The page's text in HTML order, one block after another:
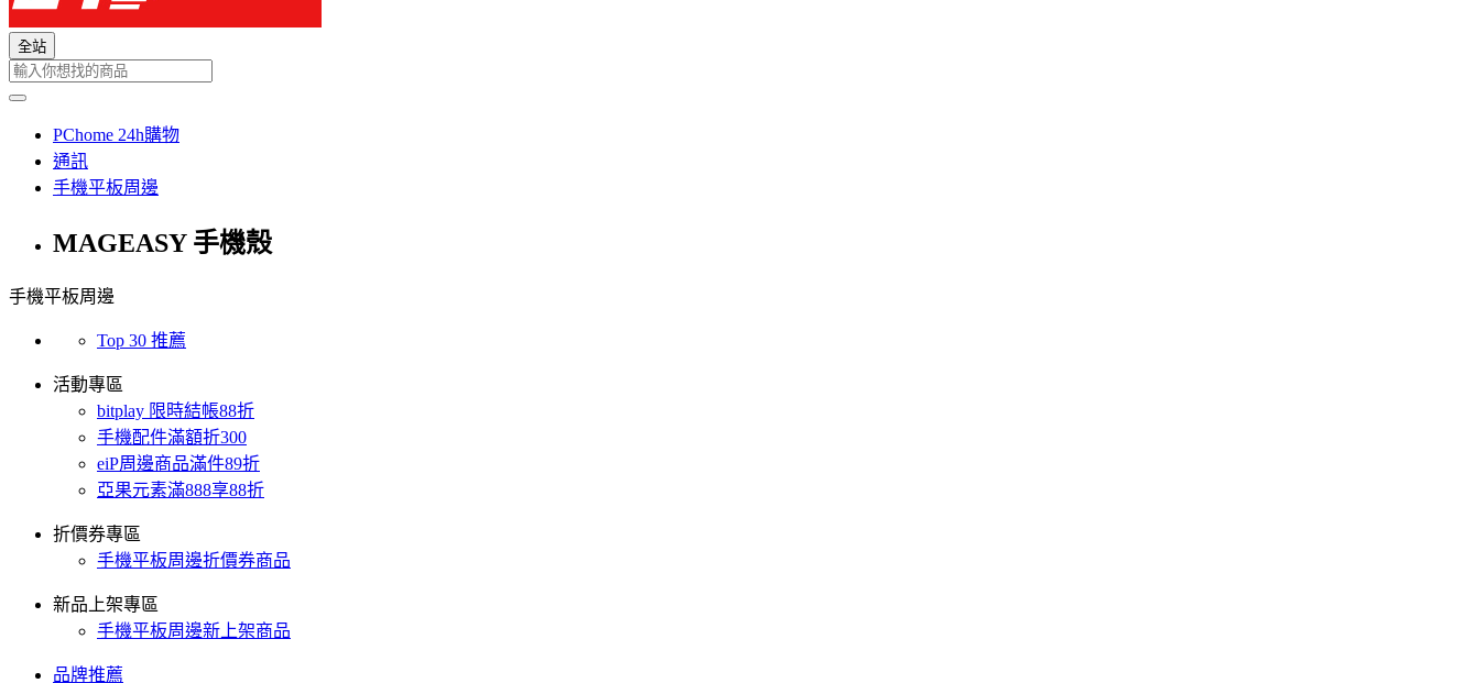
全站
PChome 24h購物
通訊
手機平板周邊
MAGEASY 手機殼
手機平板周邊
Top 30 推薦
活動專區
bitplay 限時結帳88折
手機配件滿額折300
eiP周邊商品滿件89折
亞果元素滿888享88折
折價券專區
手機平板周邊折價券商品
新品上架專區
手機平板周邊新上架商品
品牌推薦